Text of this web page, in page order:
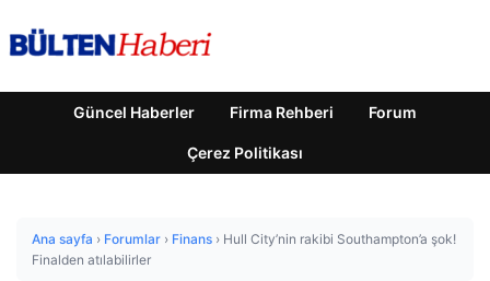
Güncel Haberler Firma Rehberi Forum
Çerez Politikası
Ana sayfa › Forumlar › Finans › Hull City’nin rakibi Southampton’a şok!
Finalden atılabilirler